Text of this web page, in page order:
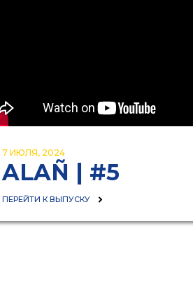
7 ИЮЛЯ, 2024
ALAÑ | #5
ПЕРЕЙТИ К ВЫПУСКУ